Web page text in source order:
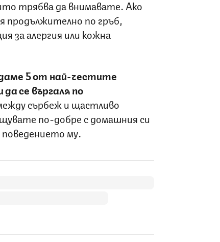
трябва да внимавате. Ако
продължително по гръб,
за алергия или кожна
5 от най-честите
се въргаля по
сърбеж и щастливо
по-добре с домашния си
му.